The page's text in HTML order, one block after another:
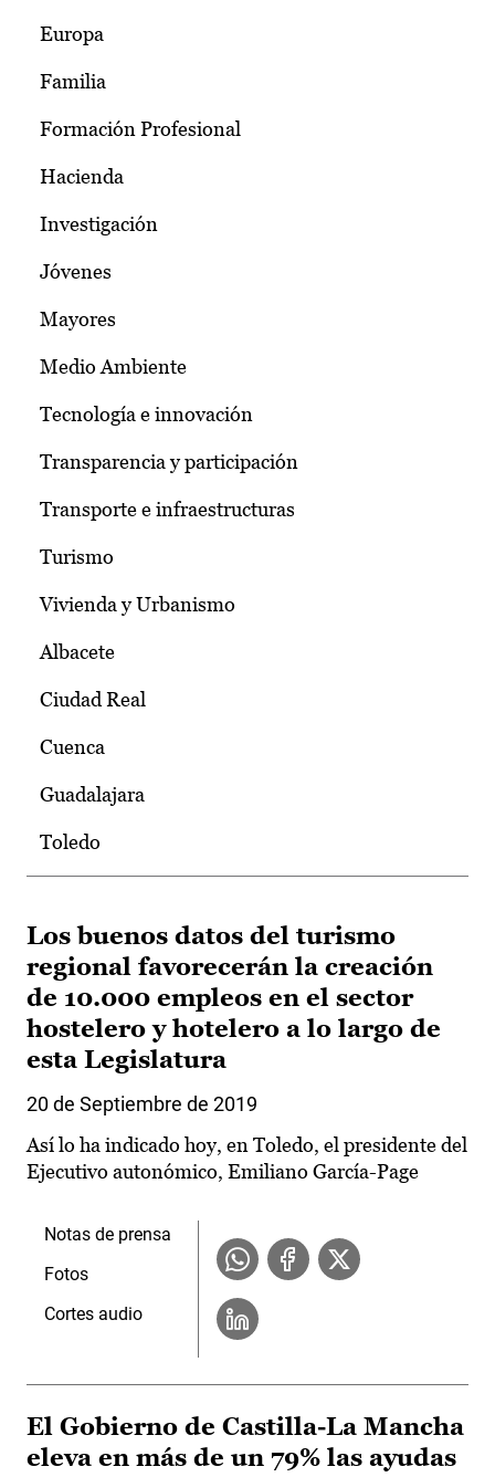
Europa
Familia
Formación Profesional
Hacienda
Investigación
Jóvenes
Mayores
Medio Ambiente
Tecnología e innovación
Transparencia y participación
Transporte e infraestructuras
Turismo
Vivienda y Urbanismo
Albacete
Ciudad Real
Cuenca
Guadalajara
Toledo
Los buenos datos del turismo
regional favorecerán la creación
de 10.000 empleos en el sector
hostelero y hotelero a lo largo de
esta Legislatura
20 de Septiembre de 2019
Así lo ha indicado hoy, en Toledo, el presidente del
Ejecutivo autonómico, Emiliano García-Page
Notas de prensa
Fotos
Cortes audio
El Gobierno de Castilla-La Mancha
eleva en más de un 79% las ayudas